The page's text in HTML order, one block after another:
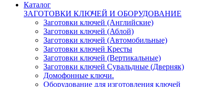
Каталог
ЗАГОТОВКИ КЛЮЧЕЙ И ОБОРУДОВАНИЕ
Заготовки ключей (Английские)
Заготовки ключей (Аблой)
Заготовки ключей (Автомобильные)
Заготовки ключей Кресты
Заготовки ключей (Вертикальные)
Заготовки ключей Сувальдные (Дверняк)
Домофонные ключи.
Оборудование для изготовления ключей